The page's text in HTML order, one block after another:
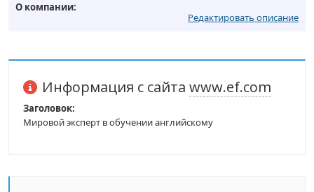
О компании:
Редактировать описание
Информация с сайта www.ef.com
Заголовок:
Мировой эксперт в обучении английскому